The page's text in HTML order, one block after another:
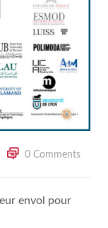
0 Comments
envol pour